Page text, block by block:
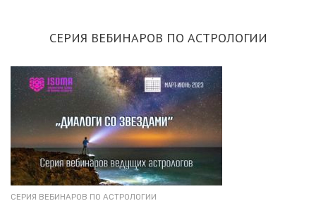
СЕРИЯ ВЕБИНАРОВ ПО АСТРОЛОГИИ
СЕРИЯ ВЕБИНАРОВ ПО АСТРОЛОГИИ